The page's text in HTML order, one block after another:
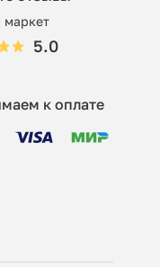
маркет
5.0
к оплате